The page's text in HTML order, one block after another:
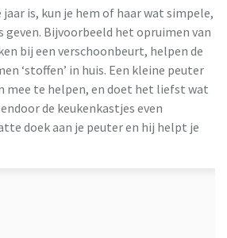
is, kun je hem of haar wat simpele,
geven. Bijvoorbeeld het opruimen van
bij een verschoonbeurt, helpen de
‘stoffen’ in huis. Een kleine peuter
mee te helpen, en doet het liefst wat
de keukenkastjes even
doek aan je peuter en hij helpt je